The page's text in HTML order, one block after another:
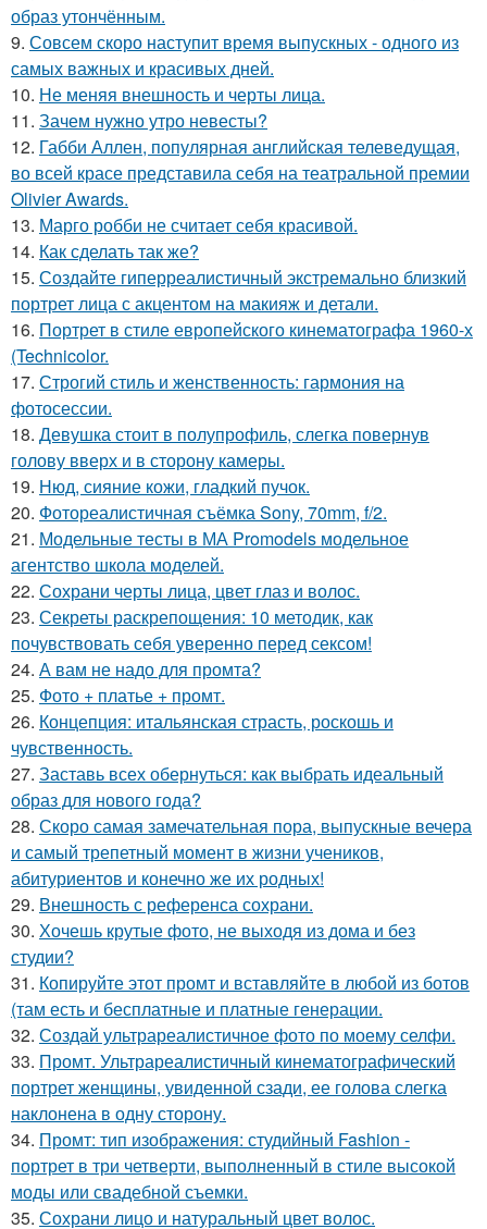
образ утончённым.
9. Совсем скоро наступит время выпускных - одного из
самых важных и красивых дней.
10. Не меняя внешность и черты лица.
11. Зачем нужно утро невесты?
12. Габби Аллен, популярная английская телеведущая,
во всей красе представила себя на театральной премии
Olivier Awards.
13. Марго робби не считает себя красивой.
14. Как сделать так же?
15. Создайте гиперреалистичный экстремально близкий
портрет лица с акцентом на макияж и детали.
16. Портрет в стиле европейского кинематографа 1960-х
(Technicolor.
17. Строгий стиль и женственность: гармония на
фотосессии.
18. Девушка стоит в полупрофиль, слегка повернув
голову вверх и в сторону камеры.
19. Нюд, сияние кожи, гладкий пучок.
20. Фотореалистичная съёмка Sony, 70mm, f/2.
21. Модельные тесты в МА Promodels модельное
агентство школа моделей.
22. Сохрани черты лица, цвет глаз и волос.
23. Секреты раскрепощения: 10 методик, как
почувствовать себя уверенно перед сексом!
24. А вам не надо для промта?
25. Фото + платье + промт.
26. Концепция: итальянская страсть, роскошь и
чувственность.
27. Заставь всех обернуться: как выбрать идеальный
образ для нового года?
28. Скоро самая замечательная пора, выпускные вечера
и самый трепетный момент в жизни учеников,
абитуриентов и конечно же их родных!
29. Внешность с референса сохрани.
30. Хочешь крутые фото, не выходя из дома и без
студии?
31. Копируйте этот промт и вставляйте в любой из ботов
(там есть и бесплатные и платные генерации.
32. Создай ультрареалистичное фото по моему селфи.
33. Промт. Ультрареалистичный кинематографический
портрет женщины, увиденной сзади, ее голова слегка
наклонена в одну сторону.
34. Промт: тип изображения: студийный Fashion -
портрет в три четверти, выполненный в стиле высокой
моды или свадебной съемки.
35. Сохрани лицо и натуральный цвет волос.